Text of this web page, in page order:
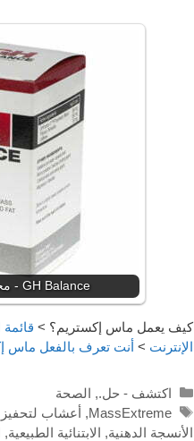
GH Balance - محفز هرمون النمو
كيف يعمل ماس إكستريم؟ >
الإنترنت > أنت تعرف بالفعل ماس
Categories
اكتشف - حل., الصحة
Tags
MassExtreme
, أعشاب
الأنسجة الدهنية, الابتنائية الطبيعية,